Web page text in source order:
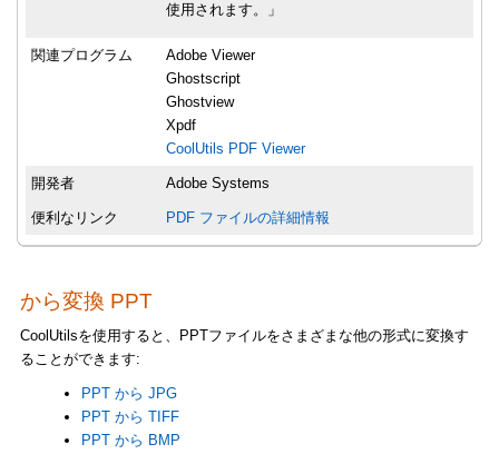
使用されます。」
関連プログラム
Adobe Viewer
Ghostscript
Ghostview
Xpdf
CoolUtils PDF Viewer
開発者 Adobe Systems
便利なリンク PDF ファイルの詳細情報
から変換 PPT
CoolUtilsを使用すると、PPTファイルをさまざまな他の形式に変換す
ることができます:
PPT から JPG
PPT から TIFF
PPT から BMP